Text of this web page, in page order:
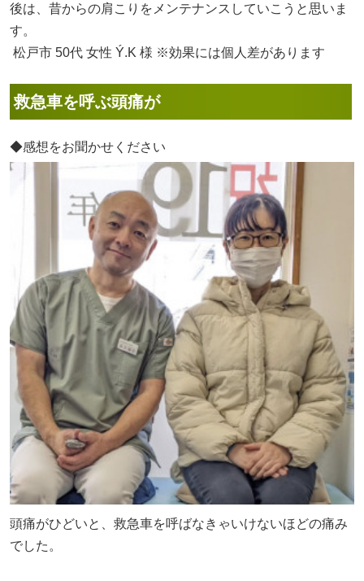
後は、昔からの肩こりをメンテナンスしていこうと思いま
す。
松戸市 50代 女性 Ý.K 様 ※効果には個人差があります
救急車を呼ぶ頭痛が
◆感想をお聞かせください
頭痛がひどいと、救急車を呼ばなきゃいけないほどの痛み
でした。